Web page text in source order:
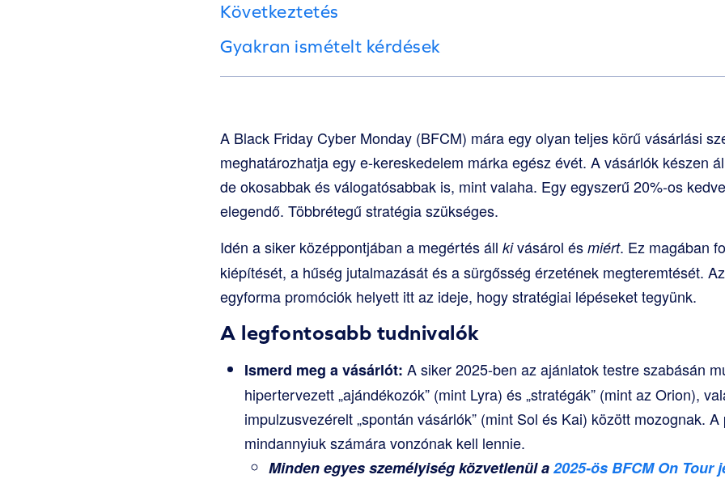
Következtetés
Gyakran ismételt kérdések
A Black Friday Cyber Monday (BFCM) mára egy olyan teljes körű vásárlási
meghatározhatja egy e-kereskedelem márka egész évét. A vásárlók készen
de okosabbak és válogatósabbak is, mint valaha. Egy egyszerű 20%-os
elegendő. Többrétegű stratégia szükséges.
Idén a siker középpontjában a megértés áll kivásárol és miért. Ez magában
kiépítését, a hűség jutalmazását és a sürgősség érzetének megteremtését.
egyforma promóciók helyett itt az ideje, hogy stratégiai lépéseket tegyünk.
A legfontosabb tudnivalók
Ismerd meg a vásárlót: A siker 2025-ben az ajánlatok testre szabásán
hipertervezett „ajándékozók” (mint Lyra) és „stratégák” (mint az Orion),
impulzusvezérelt „spontán vásárlók” (mint Sol és Kai) között mozognak.
mindannyiuk számára vonzónak kell lennie.
Minden egyes személyiség közvetlenül a2025-ös BFCM On Tour